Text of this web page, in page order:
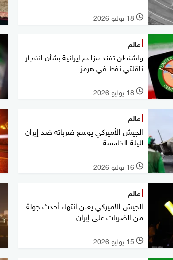
l 18 يوليو 2026
عالم
واشنطن تفند مزاعم إيرانية بشأن انفجار
ناقلتي نفط في هرمز
l 18 يوليو 2026
عالم
الجيش الأميركي يوسع ضرباته ضد إيران
لليلة الخامسة
l 16 يوليو 2026
عالم
الجيش الأميركي يعلن انتهاء أحدث جولة
من الضربات على إيران
l 15 يوليو 2026